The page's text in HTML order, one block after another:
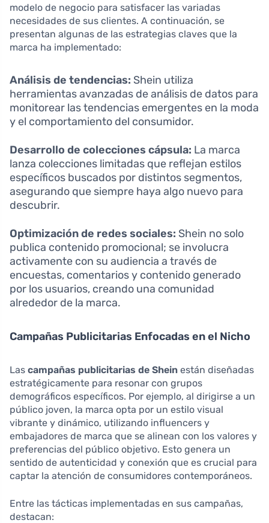
modelo de negocio para satisfacer las variadas
necesidades de sus clientes. A continuación, se
presentan algunas de las estrategias claves que la
marca ha implementado:
Análisis de tendencias: Shein utiliza
herramientas avanzadas de análisis de datos para
monitorear las tendencias emergentes en la moda
y el comportamiento del consumidor.
Desarrollo de colecciones cápsula: La marca
lanza colecciones limitadas que reflejan estilos
específicos buscados por distintos segmentos,
asegurando que siempre haya algo nuevo para
descubrir.
Optimización de redes sociales: Shein no solo
publica contenido promocional; se involucra
activamente con su audiencia a través de
encuestas, comentarios y contenido generado
por los usuarios, creando una comunidad
alrededor de la marca.
Campañas Publicitarias Enfocadas en el Nicho
Las campañas publicitarias de Shein están diseñadas
estratégicamente para resonar con grupos
demográficos específicos. Por ejemplo, al dirigirse a un
público joven, la marca opta por un estilo visual
vibrante y dinámico, utilizando influencers y
embajadores de marca que se alinean con los valores y
preferencias del público objetivo. Esto genera un
sentido de autenticidad y conexión que es crucial para
captar la atención de consumidores contemporáneos.
Entre las tácticas implementadas en sus campañas,
destacan: